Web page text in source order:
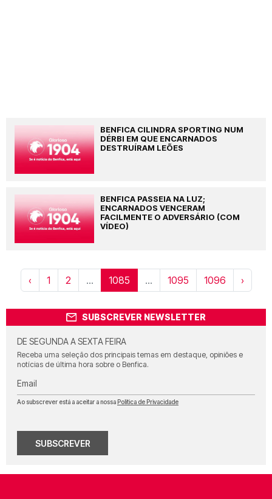
BENFICA CILINDRA SPORTING NUM
DÉRBI EM QUE ENCARNADOS
DESTRUÍRAM LEÕES
BENFICA PASSEIA NA LUZ;
ENCARNADOS VENCERAM
FACILMENTE O ADVERSÁRIO (COM
VÍDEO)
‹ 1 2 ... 1085 ... 1095 1096 ›
SUBSCREVER NEWSLETTER
DE SEGUNDA A SEXTA FEIRA
Receba uma seleção dos principais temas em destaque, opiniões e
notícias de última hora sobre o Benfica.
Email
Ao subscrever está a aceitar a nossa Política de Privacidade
SUBSCREVER